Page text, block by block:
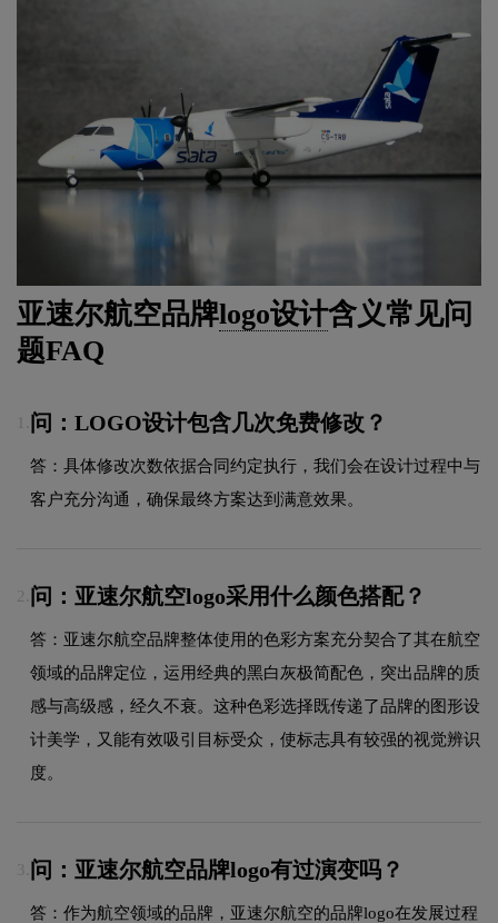
亚速尔航空品牌logo设计含义常见问
题FAQ
问：LOGO设计包含几次免费修改？
答：具体修改次数依据合同约定执行，我们会在设计过程中与
客户充分沟通，确保最终方案达到满意效果。
2. 问：亚速尔航空logo采用什么颜色搭配？
答：亚速尔航空品牌整体使用的色彩方案充分契合了其在航空
领域的品牌定位，运用经典的黑白灰极简配色，突出品牌的质
感与高级感，经久不衰。这种色彩选择既传递了品牌的图形设
计美学，又能有效吸引目标受众，使标志具有较强的视觉辨识
度。
3. 问：亚速尔航空品牌logo有过演变吗？
答：作为航空领域的品牌，亚速尔航空的品牌logo在发展过程